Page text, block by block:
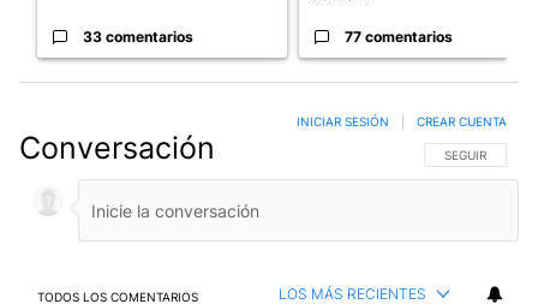
33 comentarios 77 comentarios
Conversación SIGA ESTA
SEGUIR
INICIAR SESIÓN CREAR CUENTA
TODOS LOS COMENTARIOS LOS MÁS RECIENTES